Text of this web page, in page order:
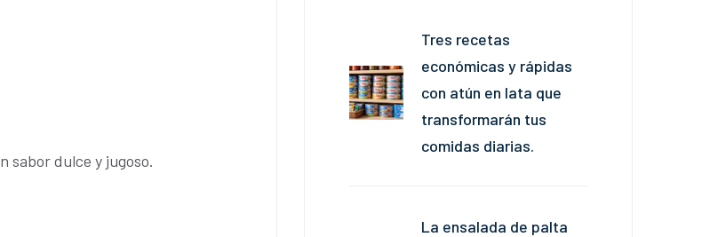
sabor dulce y jugoso.
Tres recetas
económicas y rápidas
con atún en lata que
transformarán tus
comidas diarias.
La ensalada de palta